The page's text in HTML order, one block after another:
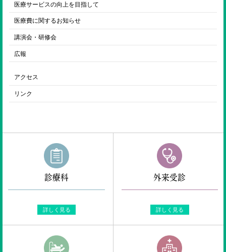
医療サービスの向上を目指して
医療費に関するお知らせ
講演会・研修会
広報
アクセス
リンク
診療科
詳しく見る
外来受診
詳しく見る